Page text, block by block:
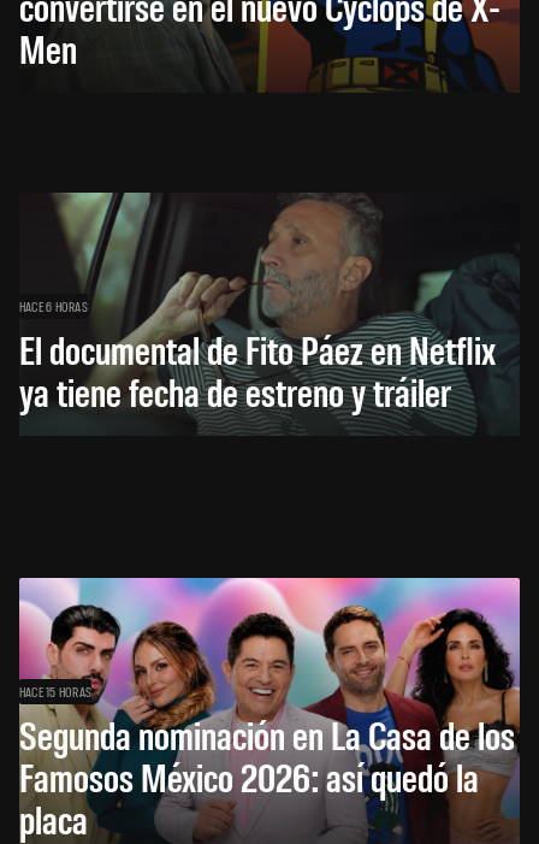
Men
HACE 6 HORAS
El documental de Fito Páez en Netflix
ya tiene fecha de estreno y tráiler
HACE 15 HORAS
Segunda nominación en La Casa de los
Famosos México 2026: así quedó la
placa